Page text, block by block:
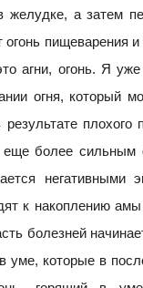
желудке, а затем
огонь
агни, огонь. Я
огня, который
еще более
негативными
к накоплению
болезней
которые в